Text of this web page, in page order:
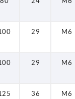
29 M6
29 M6
36 M6